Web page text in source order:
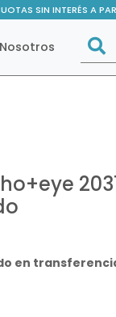
SIN INTERÉS A
Nosotros Buscar
en